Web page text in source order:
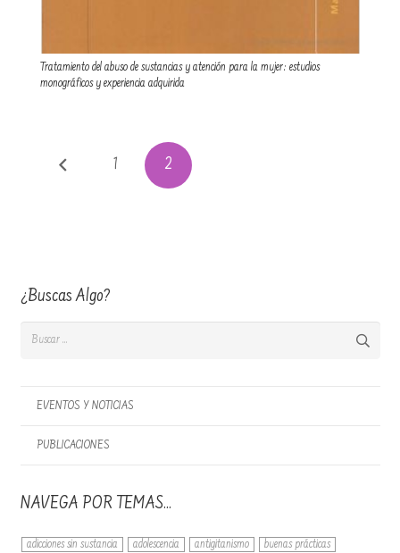
Tratamiento del abuso de sustancias y atención para la mujer: estudios
monográficos y experiencia adquirida
1 2
¿Buscas Algo?
Buscar:
EVENTOS Y NOTICIAS
PUBLICACIONES
NAVEGA POR TEMAS…
adicciones sin sustancia adolescencia antigitanismo buenas prácticas